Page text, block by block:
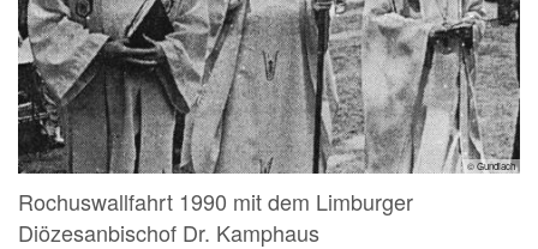
© Gundlach
Rochuswallfahrt 1990 mit dem Limburger
Diözesanbischof Dr. Kamphaus